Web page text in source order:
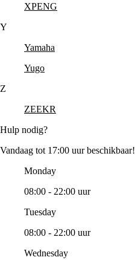
XPENG
Y
Yamaha
Yugo
Z
ZEEKR
Hulp nodig?
Vandaag tot 17:00 uur beschikbaar!
Monday
08:00 - 22:00 uur
Tuesday
08:00 - 22:00 uur
Wednesday